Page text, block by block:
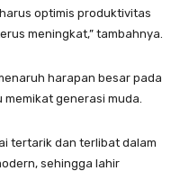
optimis produktivitas
meningkat,” tambahnya.
harapan besar pada
generasi muda.
tertarik dan terlibat dalam
sehingga lahir